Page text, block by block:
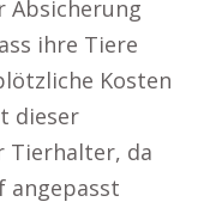
Absicherung
ihre Tiere
Kosten
dieser
Tierhalter, da
angepasst